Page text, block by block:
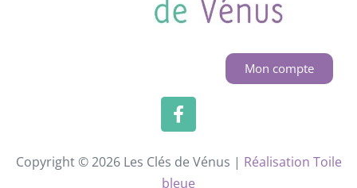
Mon compte
Copyright © 2026 Les Clés de Vénus | Réalisation Toile
bleue